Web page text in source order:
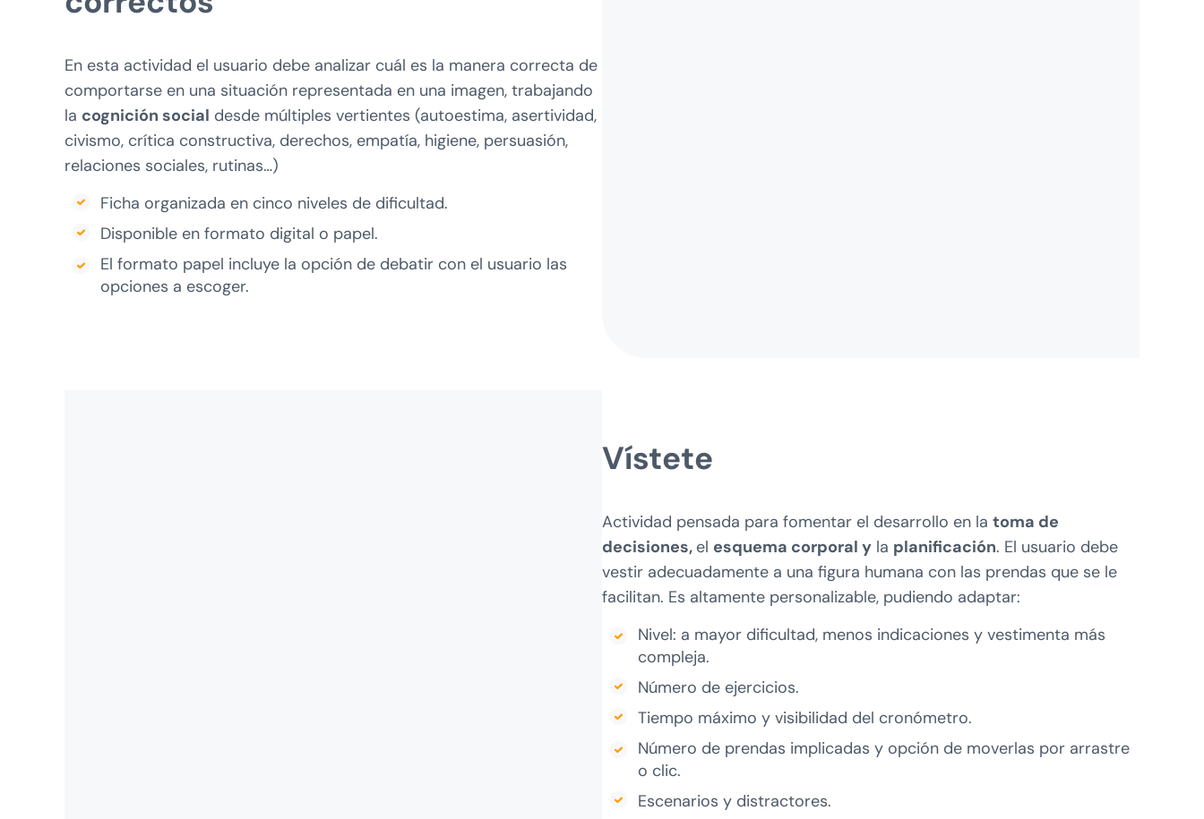
En esta actividad el usuario debe analizar cuál es la manera correcta de
comportarse en una situación representada en una imagen, trabajando
la cognición social desde múltiples vertientes (autoestima, asertividad,
civismo, crítica constructiva, derechos, empatía, higiene, persuasión,
relaciones sociales, rutinas…)
Ficha organizada en cinco niveles de dificultad.
Disponible en formato digital o papel.
El formato papel incluye la opción de debatir con el usuario las
opciones a escoger.
Vístete
Actividad pensada para fomentar el desarrollo en latoma de
decisiones, el esquema corporal y la planificación. El usuario debe
vestir adecuadamente a una figura humana con las prendas que se le
facilitan. Es altamente personalizable, pudiendo adaptar:
Nivel: a mayor dificultad, menos indicaciones y vestimenta más
compleja.
Número de ejercicios.
Tiempo máximo y visibilidad del cronómetro.
Número de prendas implicadas y opción de moverlas por arrastre
o clic.
Escenarios y distractores.